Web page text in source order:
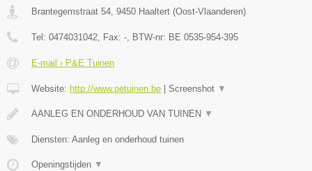
Brantegemstraat 54 9450 Haaltert (Oost-Vlaanderen)
Tel: 0474031042 , Fax: - , BTW-nr: BE 0535-954-395
E-mail › P&E Tuinen
Website: http://www.petuinen.be Screenshot ▼
AANLEG EN ONDERHOUD VAN TUINEN ▼
Diensten: Aanleg en onderhoud tuinen
Openingstijden ▼